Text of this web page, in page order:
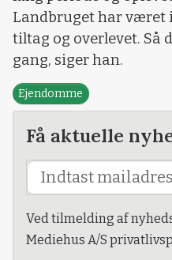
Landbruget har været
tiltag og overlevet. Så
gang, siger han.
Ejendomme
Få aktuelle
Ved tilmelding af
Mediehus A/S